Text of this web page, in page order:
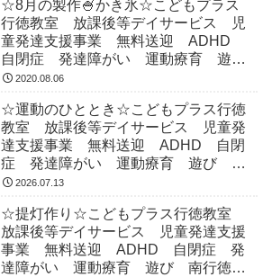
☆8月の製作🍧かき氷☆こどもプラス
行徳教室 放課後等デイサービス 児
童発達支援事業 無料送迎 ADHD
自閉症 発達障がい 運動療育 遊
び 南行徳 市川市 浦安市
2020.08.06
☆運動のひととき☆こどもプラス行徳
教室 放課後等デイサービス 児童発
達支援事業 無料送迎 ADHD 自閉
症 発達障がい 運動療育 遊び 南
行徳 市川市 浦安市
2026.07.13
☆提灯作り☆こどもプラス行徳教室
放課後等デイサービス 児童発達支援
事業 無料送迎 ADHD 自閉症 発
達障がい 運動療育 遊び 南行徳